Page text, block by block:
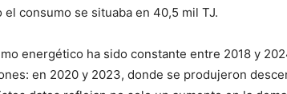
consumo se situaba en 40,5 mil TJ.
energético ha sido constante entre 2018 y
en 2020 y 2023, donde se produjeron